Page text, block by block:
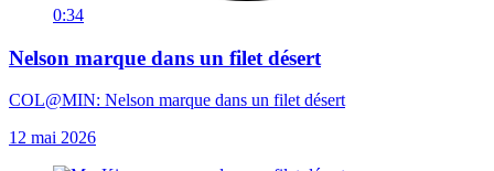
0:34
Nelson marque dans un filet désert
COL@MIN: Nelson marque dans un filet désert
12 mai 2026